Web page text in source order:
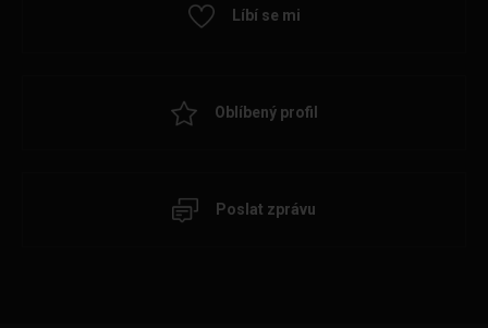
Líbí se mi
Oblíbený profil
Poslat zprávu